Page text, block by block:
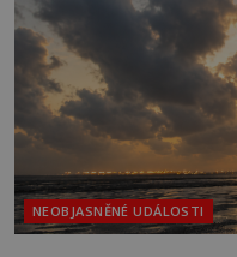
právě vznáší
NEOBJASNĚNÉ UDÁLOSTI